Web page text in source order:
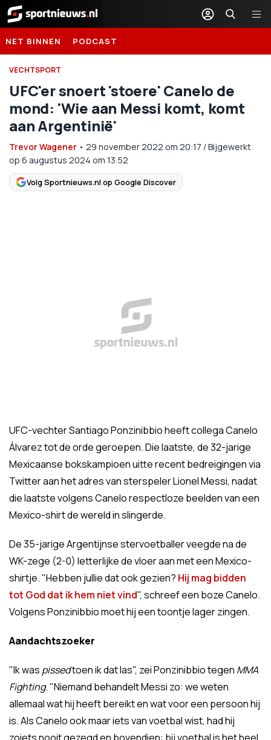
Sportnieuws.nl
NET BINNEN PODCAST
VECHTSPORT
UFC'er snoert 'stoere' Canelo de
mond: 'Wie aan Messi komt, komt
aan Argentinië'
Trevor Wagener • 29 november 2022 om 20:17 /Bijgewerkt
op 6 augustus 2024 om 13:52
Volg Sportnieuws.nl op Google Discover
UFC-vechter Santiago Ponzinibbio heeft collega Canelo
Álvarez tot de orde geroepen. Die laatste, de 32-jarige
Mexicaanse bokskampioen uitte recent bedreigingen via
Twitter aan het adres van sterspeler Lionel Messi, nadat
die laatste volgens Canelo respectloze beelden van een
Mexico-shirt de wereld in slingerde.
De 35-jarige Argentijnse stervoetballer veegde na de
WK-zege (2-0) letterlijke de vloer aan met een Mexico-
shirtje. "Hebben jullie dat ook gezien? Hij mag bidden
tot God dat ik hem niet vind", schreef een boze Canelo.
Volgens Ponzinibbio moet hij een toontje lager zingen.
Aandachtszoeker
"Ik was pissedtoen ik dat las", zei Ponzinibbio tegen MMA
Fighting. "Niemand behandelt Messi zo: we weten
allemaal wat hij heeft bereikt en wat voor een persoon hij
is. Als Canelo ook maar iets van voetbal wist, had hij